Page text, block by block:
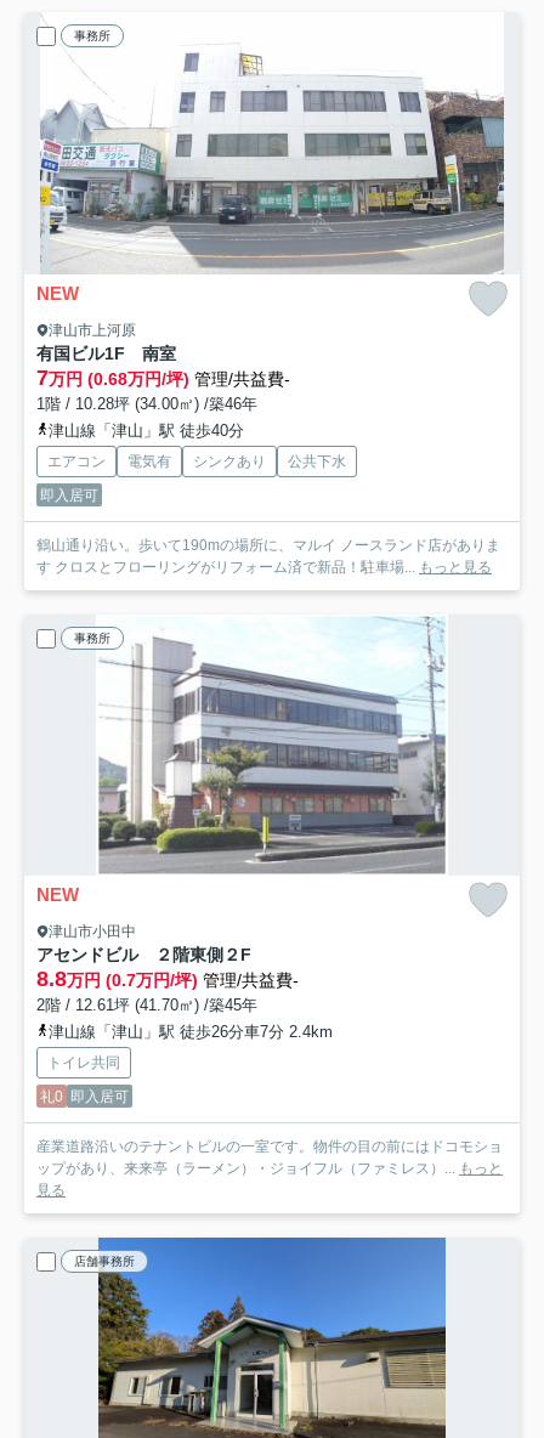
事務所
NEW
津山市上河原
有国ビル1F 南室
7万円 (0.68万円/坪) 管理/共益費-
1階 / 10.28坪 (34.00㎡) /築46年
津山線「津山」駅 徒歩40分
エアコン 電気有 シンクあり
公共下水
即入居可
鶴山通り沿い。歩いて190mの場所に、マルイ ノースランド店がありま
す クロスとフローリングがリフォーム済で新品！駐車場...
もっと見る
事務所
NEW
津山市小田中
アセンドビル ２階東側２F
8.8万円 (0.7万円/坪) 管理/共益費-
2階 / 12.61坪 (41.70㎡) /築45年
津山線「津山」駅 徒歩26分車7分 2.4km
トイレ共同
礼0 即入居可
産業道路沿いのテナントビルの一室です。物件の目の前にはドコモショ
ップがあり、来来亭（ラーメン）・ジョイフル（ファミレス）...
もっと
見る
店舗事務所